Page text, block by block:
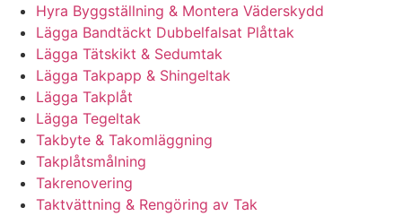
Hyra Byggställning & Montera Väderskydd
Lägga Bandtäckt Dubbelfalsat Plåttak
Lägga Tätskikt & Sedumtak
Lägga Takpapp & Shingeltak
Lägga Takplåt
Lägga Tegeltak
Takbyte & Takomläggning
Takplåtsmålning
Takrenovering
Taktvättning & Rengöring av Tak